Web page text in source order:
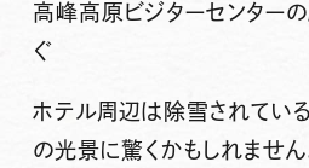
高峰高原ビジターセンター
ぐ
ホテル周辺は除雪されてい
の光景に驚くかもしれませ